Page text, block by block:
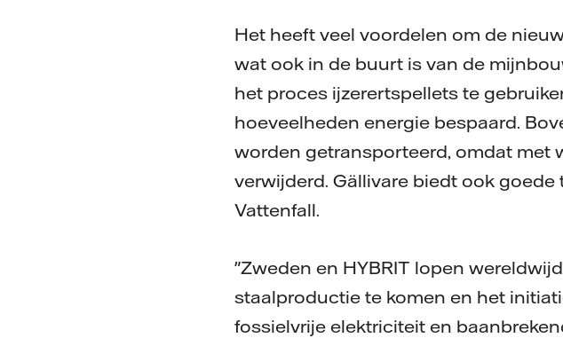
Het heeft veel voordelen om de
wat ook in de buurt is van de
het proces ijzerertspellets te
hoeveelheden energie bespaard.
worden getransporteerd, omdat met
verwijderd. Gällivare biedt ook
Vattenfall.
"Zweden en HYBRIT lopen
staalproductie te komen en het
fossielvrije elektriciteit en